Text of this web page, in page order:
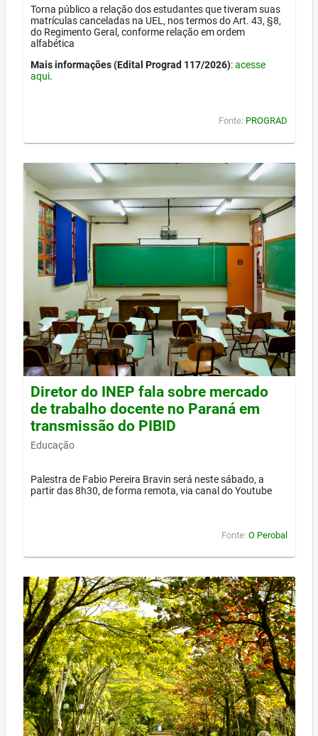
Torna público a relação dos estudantes que tiveram suas
matrículas canceladas na UEL, nos termos do Art. 43, §8,
do Regimento Geral, conforme relação em ordem
alfabética
Mais informações (Edital Prograd 117/2026):acesse
aqui.
Fonte: PROGRAD
Diretor do INEP fala sobre mercado
de trabalho docente no Paraná em
transmissão do PIBID
Educação
Palestra de Fabio Pereira Bravin será neste sábado, a
partir das 8h30, de forma remota, via canal do Youtube
Fonte: O Perobal